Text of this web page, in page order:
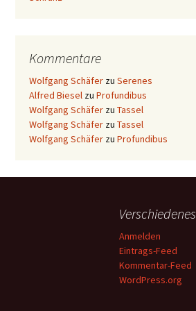
Kommentare
Wolfgang Schäfer zu Serenes
Alfred Biesel zu Profundibus
Wolfgang Schäfer zu Tassel
Wolfgang Schäfer zu Tassel
Wolfgang Schäfer zu Profundibus
Verschiedenes
Anmelden
Eintrags-Feed
Kommentar-Feed
WordPress.org